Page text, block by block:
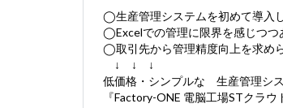
◯生産管理システムを初めて導入
◯Excelでの管理に限界を感じつつ
◯取引先から管理精度向上を求め
↓ ↓ ↓
低価格・シンプルな 生産管理シ
『Factory-ONE 電脳工場STクラウ